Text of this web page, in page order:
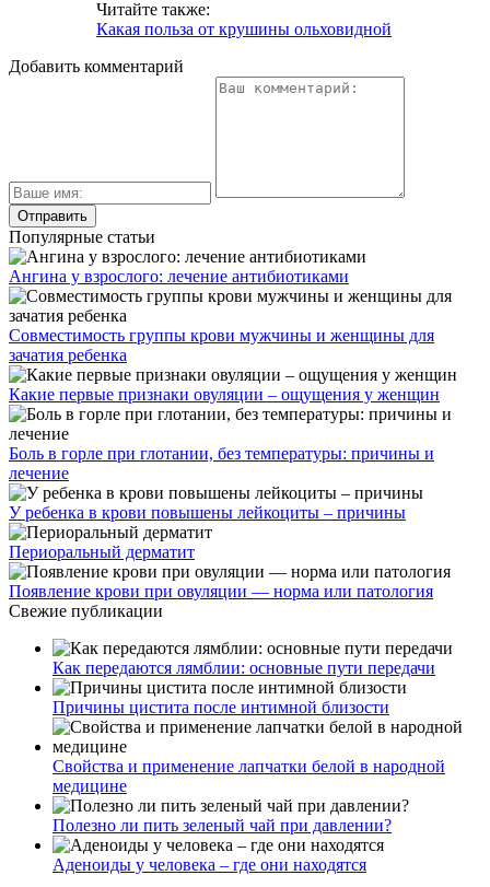
Читайте также:
Какая польза от крушины ольховидной
Добавить комментарий
Популярные статьи
Ангина у взрослого: лечение антибиотиками
Совместимость группы крови мужчины и женщины для
зачатия ребенка
Какие первые признаки овуляции – ощущения у женщин
Боль в горле при глотании, без температуры: причины и
лечение
У ребенка в крови повышены лейкоциты – причины
Периоральный дерматит
Появление крови при овуляции — норма или патология
Свежие публикации
Как передаются лямблии: основные пути передачи
Причины цистита после интимной близости
Свойства и применение лапчатки белой в народной
медицине
Полезно ли пить зеленый чай при давлении?
Аденоиды у человека – где они находятся